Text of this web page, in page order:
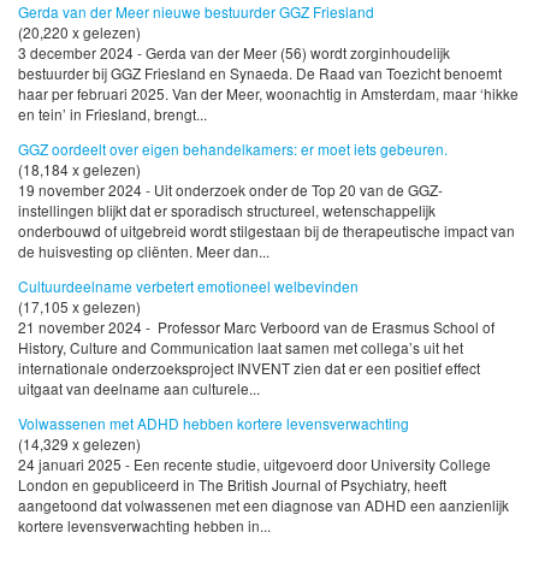
Gerda van der Meer nieuwe bestuurder GGZ Friesland
(20,220 x gelezen)
3 december 2024 - Gerda van der Meer (56) wordt zorginhoudelijk
bestuurder bij GGZ Friesland en Synaeda. De Raad van Toezicht benoemt
haar per februari 2025. Van der Meer, woonachtig in Amsterdam, maar ‘hikke
en tein’ in Friesland, brengt...
GGZ oordeelt over eigen behandelkamers: er moet iets gebeuren.
(18,184 x gelezen)
19 november 2024 - Uit onderzoek onder de Top 20 van de GGZ-
instellingen blijkt dat er sporadisch structureel, wetenschappelijk
onderbouwd of uitgebreid wordt stilgestaan bij de therapeutische impact van
de huisvesting op cliënten. Meer dan...
Cultuurdeelname verbetert emotioneel welbevinden
(17,105 x gelezen)
21 november 2024 - Professor Marc Verboord van de Erasmus School of
History, Culture and Communication laat samen met collega’s uit het
internationale onderzoeksproject INVENT zien dat er een positief effect
uitgaat van deelname aan culturele...
Volwassenen met ADHD hebben kortere levensverwachting
(14,329 x gelezen)
24 januari 2025 - Een recente studie, uitgevoerd door University College
London en gepubliceerd in The British Journal of Psychiatry, heeft
aangetoond dat volwassenen met een diagnose van ADHD een aanzienlijk
kortere levensverwachting hebben in...